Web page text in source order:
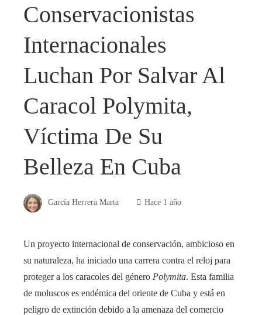
Conservacionistas
Internacionales
Luchan Por Salvar Al
Caracol Polymita,
Víctima De Su
Belleza En Cuba
García Herrera Marta Hace 1 año
Un proyecto internacional de conservación, ambicioso en
su naturaleza, ha iniciado una carrera contra el reloj para
proteger a los caracoles del género Polymita. Esta familia
de moluscos es endémica del oriente de Cuba y está en
peligro de extinción debido a la amenaza del comercio